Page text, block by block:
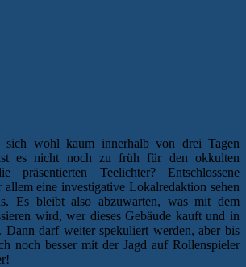
sich wohl kaum innerhalb von drei Tagen
es nicht noch zu früh für den okkulten
präsentierten Teelichter? Entschlossene
eine investigative Lokalredaktion sehen
Es bleibt also abzuwarten, was mit dem
wird, wer dieses Gebäude kauft und in
darf weiter spekuliert werden, aber bis
noch besser mit der Jagd auf Rollenspieler